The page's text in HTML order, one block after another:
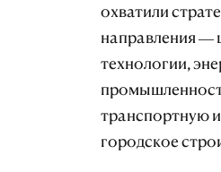
охватили
направления —
технологии,
транспортную
городское